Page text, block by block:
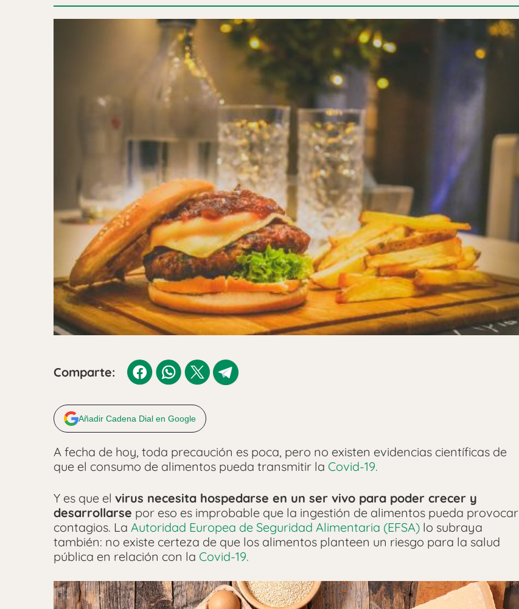
Comparte:
Añadir Cadena Dial en Google
A fecha de hoy, toda precaución es poca, pero no existen evidencias científicas de
que el consumo de alimentos pueda transmitir la Covid-19.
Y es que el virus necesita hospedarse en un ser vivo para poder crecer y
desarrollarse por eso es improbable que la ingestión de alimentos pueda provocar
contagios. La Autoridad Europea de Seguridad Alimentaria (EFSA) lo subraya
también: no existe certeza de que los alimentos planteen un riesgo para la salud
pública en relación con la Covid-19.